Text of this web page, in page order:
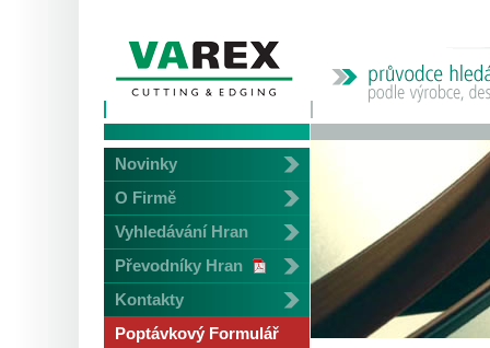
Novinky
O Firmě
Vyhledávání Hran
Převodníky Hran
Kontakty
Poptávkový Formulář